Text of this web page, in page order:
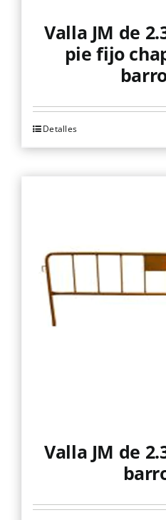
Valla JM de
pie fijo
Detalles
Valla JM de